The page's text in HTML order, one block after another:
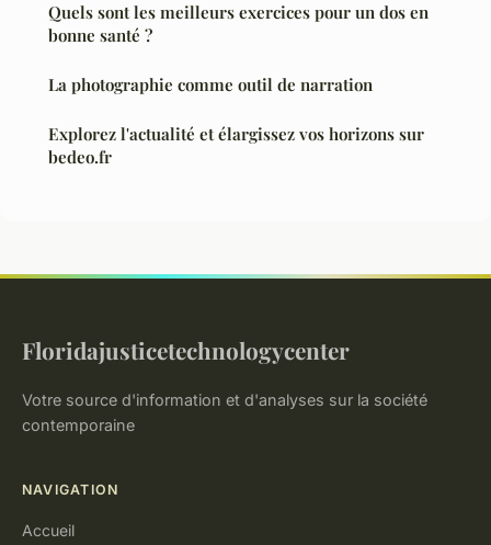
Quels sont les meilleurs exercices pour un dos en
bonne santé ?
La photographie comme outil de narration
Explorez l'actualité et élargissez vos horizons sur
bedeo.fr
Floridajusticetechnologycenter
Votre source d'information et d'analyses sur la société
contemporaine
NAVIGATION
Accueil